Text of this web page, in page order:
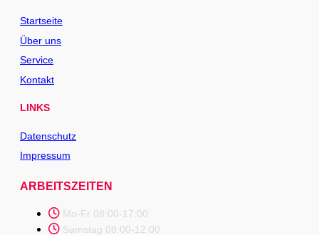
Startseite
Über uns
Service
Kontakt
LINKS
Datenschutz
Impressum
ARBEITSZEITEN
Mo-Fr 08:00-17:00
Samstag 08:00-12:00